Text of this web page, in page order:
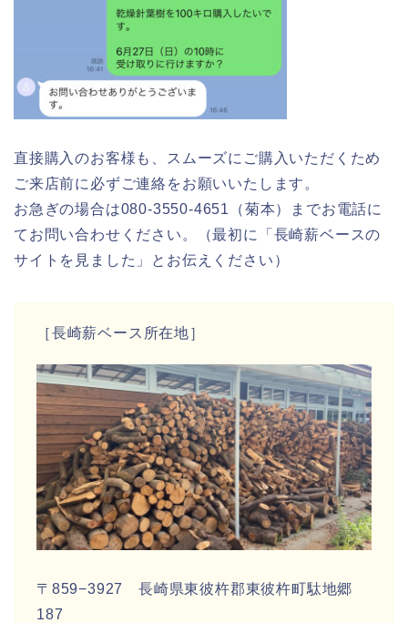
直接購入のお客様も、スムーズにご購入いただくため
ご来店前に必ずご連絡をお願いいたします。
お急ぎの場合は080-3550-4651（菊本）までお電話に
てお問い合わせください。（最初に「長崎薪ベースの
サイトを見ました」とお伝えください）
［長崎薪ベース所在地］
〒859−3927 長崎県東彼杵郡東彼杵町駄地郷
187